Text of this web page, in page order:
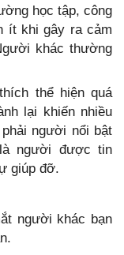
học tập, công
ít khi gây ra cảm
khác thường
thể hiện quá
lại khiến nhiều
người nổi bật
người được tin
giúp đỡ.
người khác bạn